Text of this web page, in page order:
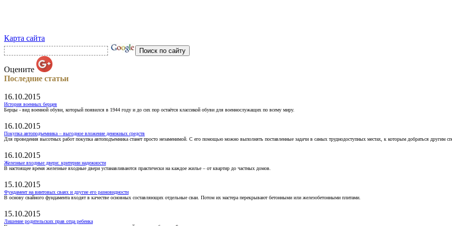
Карта сайта
Оцените
Последние статьи
16.10.2015
История военных берцев
Берцы - вид военной обуви, который появился в 1944 году и до сих пор остаётся классикой обуви для военнослужащих по всему миру.
16.10.2015
Покупка автоподъемника – выгодное вложение денежных средств
Для проведения высотных работ покупка автоподъемника станет просто незаменимой. С его помощью можно выполнять поставленные задачи в самых труднодоступных местах, к которым добраться другим
16.10.2015
Железные входные двери: критерии надежности
В настоящее время железные входные двери устанавливаются практически на каждое жилье – от квартир до частных домов.
15.10.2015
Фундамент на винтовых сваях и другие его разновидности
В основу свайного фундамента входят в качестве основных составляющих отдельные сваи. Потом их мастера перекрывают бетонными или железобетонными плитами.
15.10.2015
Лишение родительских прав отца ребенка